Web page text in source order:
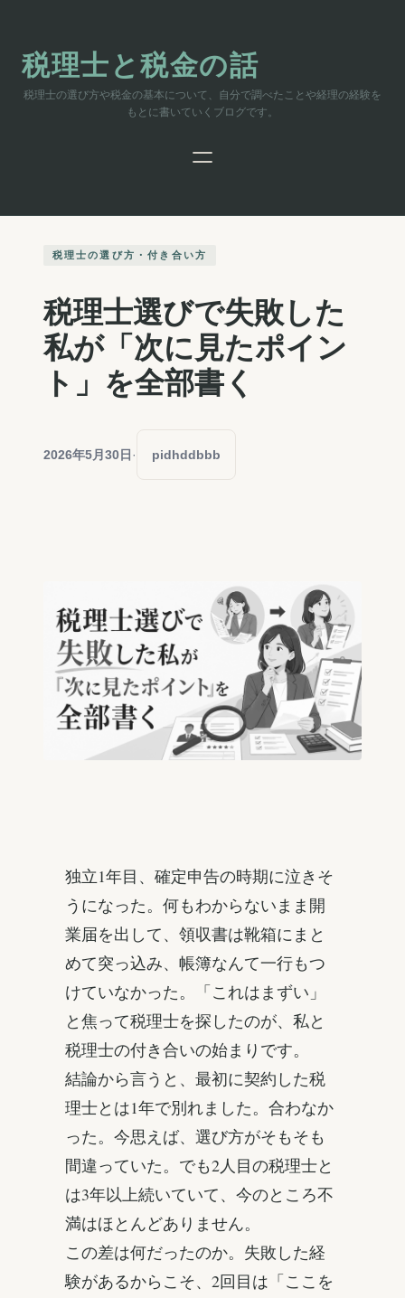
税理士と税金の話
税理士の選び方や税金の基本について、自分で調べたことや経理の経験を
もとに書いていくブログです。
税理士の選び方・付き合い方
税理士選びで失敗した
私が「次に見たポイン
ト」を全部書く
2026年5月30日 · pidhddbbb
独立1年目、確定申告の時期に泣きそ
うになった。何もわからないまま開
業届を出して、領収書は靴箱にまと
めて突っ込み、帳簿なんて一行もつ
けていなかった。「これはまずい」
と焦って税理士を探したのが、私と
税理士の付き合いの始まりです。
結論から言うと、最初に契約した税
理士とは1年で別れました。合わなか
った。今思えば、選び方がそもそも
間違っていた。でも2人目の税理士と
は3年以上続いていて、今のところ不
満はほとんどありません。
この差は何だったのか。失敗した経
験があるからこそ、2回目は「ここを